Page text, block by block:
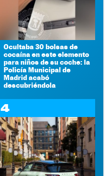
Ocultaba 30 bolsas de
cocaína en este elemento
para niños de su coche: la
Policía Municipal de
Madrid acabó
descubriéndola
4